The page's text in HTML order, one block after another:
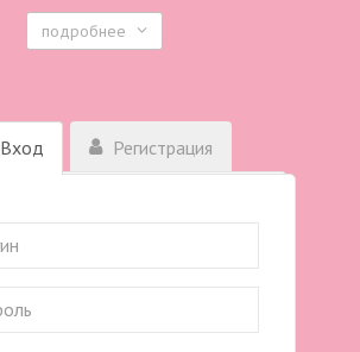
подробнее
Вход Регистрация